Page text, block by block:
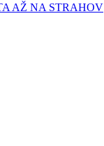
AŽ NA STRAHOV